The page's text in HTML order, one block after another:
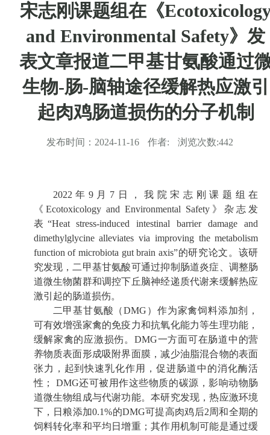
宋志刚课题组在《
and Environmental Safety》发
表文章报道二甲基甘氨酸通过
生物-肠-脑轴途径缓解热应激引
起肉鸡肠道损伤的分子机制
发布时间： 2024-11-16 作者: 浏览次数:442
2022 年 9月 7 日，我院宋志刚课题组在
《Ecotoxicology and Environmental Safety》杂志发
表 “Heat stress-induced intestinal barrier damage and
dimethylglycine alleviates via improving the metabolism
function of microbiota gut brain axis”的研究论文。该研
究发现，二甲基甘氨酸可通过抑制肠道炎症、调整肠
道微生物菌群和调控下丘脑神经递质代谢来缓解热应
激引起的肠道损伤。
二甲基甘氨酸（DMG ） 作为家禽饲料添加剂，
可有效增强家禽的免疫力和抗氧化能力等生理功能 ，
缓解家禽的应激损伤。 DMG一方面可在肠道中的营
养物质表面形成吸附界面膜，减少油脂混合物的表面
张力，起到快速乳化作用，促进肠道中的消化酶活
性；
DMG还可被用作这些物质的碳源，影响动物肠
道微生物组成与代谢功能。本研究发现，热应激环境
下，日粮添加0.1%的DMG可提高肉鸡后2周和全期的
饲料转化率和平均日增重； 其作用机制可能是通过缓